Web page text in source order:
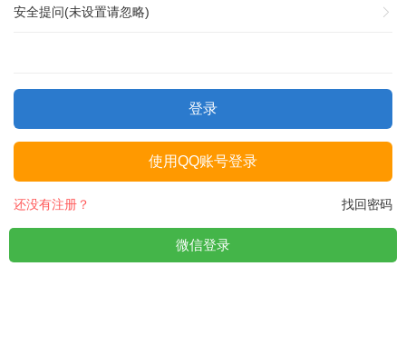
安全提问(未设置请忽略)
登录
使用QQ账号登录
找回密码
还没有注册？
微信登录